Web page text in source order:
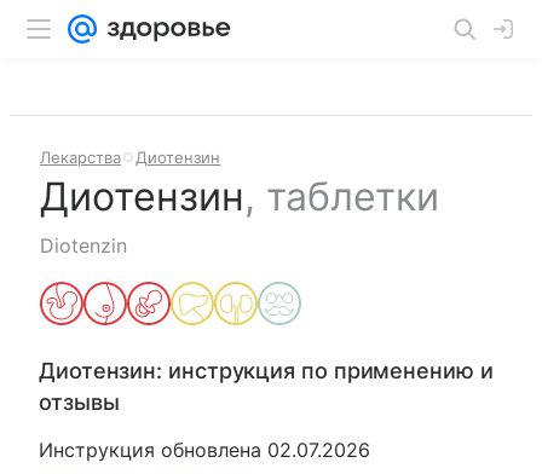
Лекарства Диотензин
Диотензин, таблетки
Diotenzin
Диотензин: инструкция по применению и
отзывы
Инструкция обновлена 02.07.2026